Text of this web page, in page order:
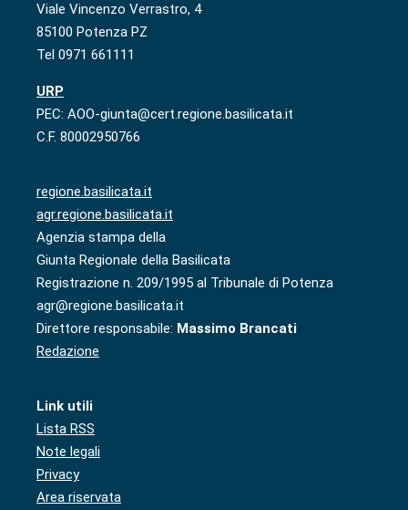
Viale Vincenzo Verrastro, 4
85100 Potenza PZ
Tel 0971 661111
URP
PEC: AOO-giunta@cert.regione.basilicata.it
C.F. 80002950766
regione.basilicata.it
agr.regione.basilicata.it
Agenzia stampa della
Giunta Regionale della Basilicata
Registrazione n. 209/1995 al Tribunale di Potenza
agr@regione.basilicata.it
Direttore responsabile: Massimo Brancati
Redazione
Link utili
Lista RSS
Note legali
Privacy
Area riservata